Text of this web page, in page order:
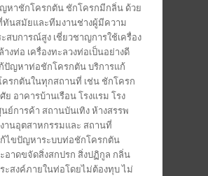
หาชักโครกตัน ชักโครกมีกลิ่น ด้วย
ทันสมัยและทีมงานช่างผู้มีความ
สบการณ์สูง เชี่ยวชาญการใช้เครื่อง
างท่อ เครื่องทะลวงท่อเป็นอย่างดี
ปัญหาท่อชักโครกตัน บริการแก้
รกตันในทุกสถานที่ เช่น ชักโครก
อาคารบ้านเรือน โรงแรม โรง
ย์การค้า สถานบันเทิง ห้างสรรพ
านอุตสาหกรรมและ สถานที่
ไขปัญหาระบบท่อชักโครกตัน
อาดขจัดสิ่งสกปรก สิ่งปฏิกูล กลิ่น
ะสงค์ภายในท่อโดยไม่ต้องทุบ ไม่